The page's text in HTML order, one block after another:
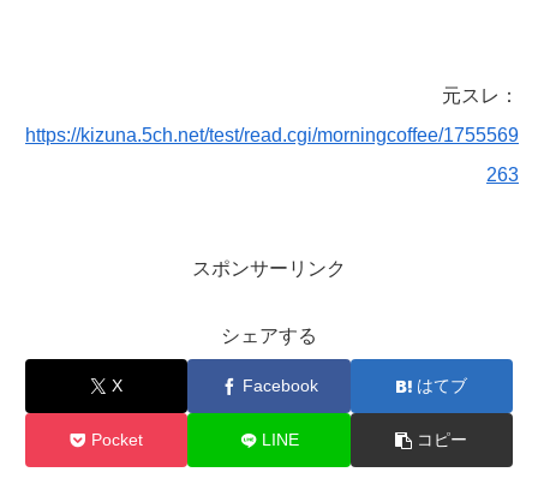
元スレ：
https://kizuna.5ch.net/test/read.cgi/morningcoffee/1755569
263
スポンサーリンク
シェアする
X Facebook はてブ
Pocket LINE コピー